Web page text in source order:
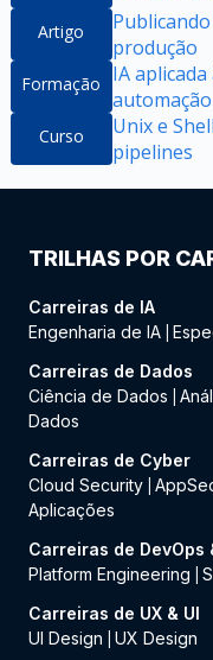
Artigo
produção
Formação
IA
Curso
Unix e
pipelines
TRILHAS POR
Carreiras de IA
Engenharia de IA
Carreiras de Dados
Ciência de Dados
Dados
Carreiras de Cyber
Cloud Security
Aplicações
Carreiras de DevOps
Platform Engineering
Carreiras de UX & UI
UI Design
UX Design